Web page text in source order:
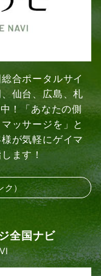
合ポータルサイ
仙台、広島、札
！「あなたの側
ッサージを」と
が気軽にゲイマ
ます！
）
全国ナビ